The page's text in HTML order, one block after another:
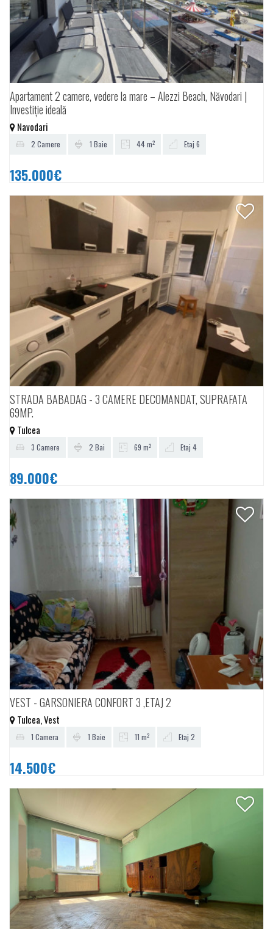
Apartament 2 camere, vedere la mare – Alezzi Beach, Năvodari |
Investiție ideală
Navodari
2 Camere 1 Baie 44 m2 Etaj 6
135.000€
STRADA BABADAG - 3 CAMERE DECOMANDAT, SUPRAFATA
69MP.
Tulcea
3 Camere 2 Bai 69 m2 Etaj 4
89.000€
VEST - GARSONIERA CONFORT 3 ,ETAJ 2
Tulcea, Vest
1 Camera 1 Baie 11 m2 Etaj 2
14.500€